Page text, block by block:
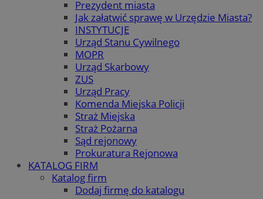
Prezydent miasta
Jak załatwić sprawę w Urzędzie Miasta?
INSTYTUCJE
Urząd Stanu Cywilnego
MOPR
Urząd Skarbowy
ZUS
Urząd Pracy
Komenda Miejska Policji
Straż Miejska
Straż Pożarna
Sąd rejonowy
Prokuratura Rejonowa
KATALOG FIRM
Katalog firm
Dodaj firmę do katalogu